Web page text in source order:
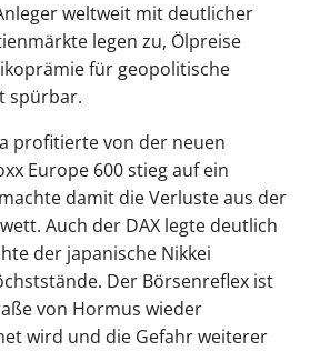
weltweit mit deutlicher
legen zu, Ölpreise
für geopolitische
spürbar.
profitierte von der neuen
Europe 600 stieg auf ein
damit die Verluste aus der
Auch der DAX legte deutlich
der japanische Nikkei
Der Börsenreflex ist
von Hormus wieder
wird und die Gefahr weiterer